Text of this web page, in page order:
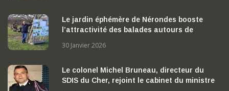
Le jardin éphémère de Nérondes booste
l’attractivité des balades autours de
30 Janvier 2026
Le colonel Michel Bruneau, directeur du
SDIS du Cher, rejoint le cabinet du ministre